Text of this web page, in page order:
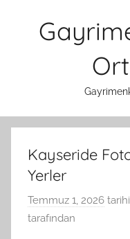
Kayseride
Yerler
Temmuz 1, 2026
tarafından